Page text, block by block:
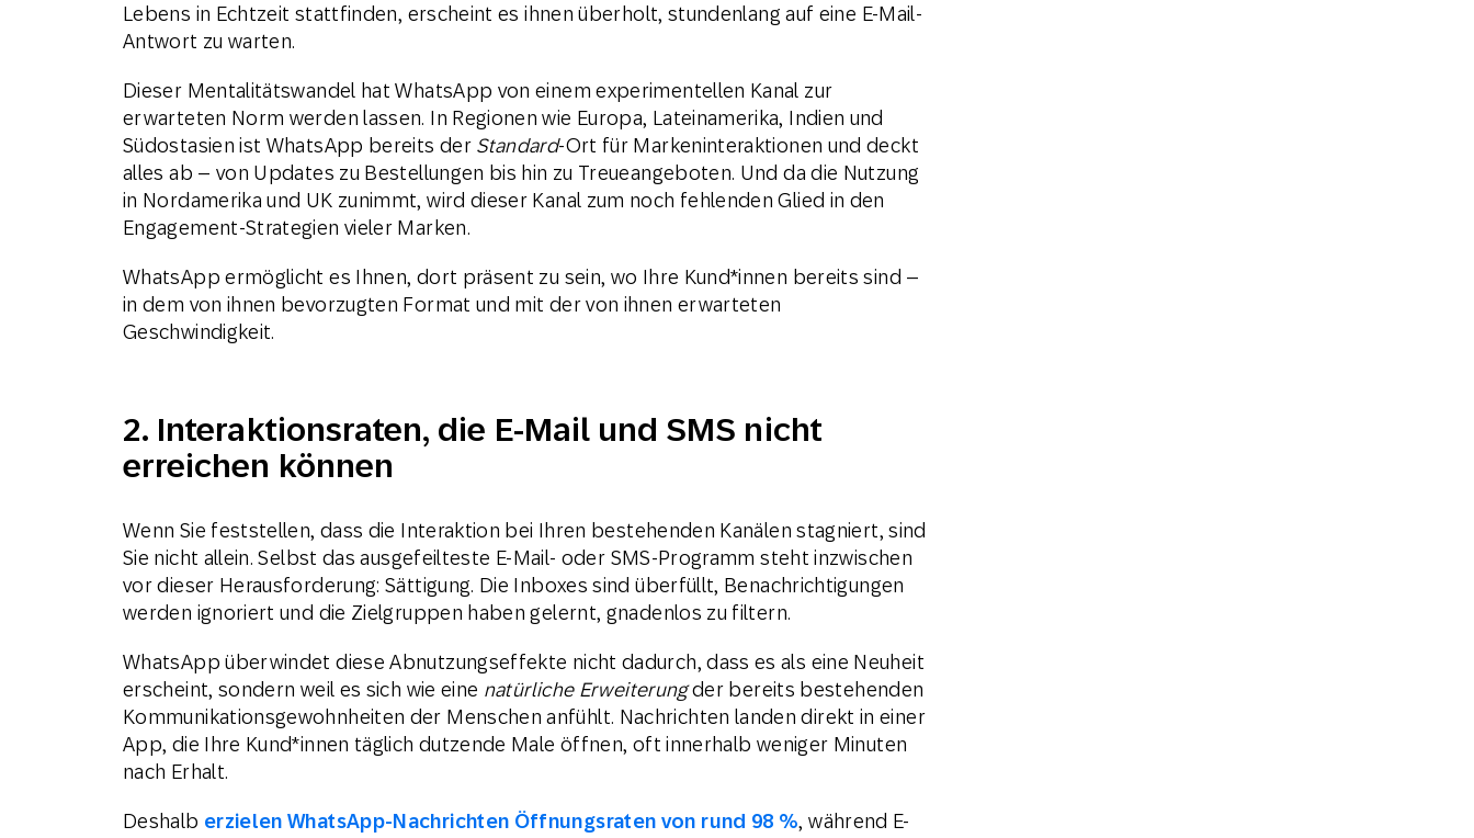
Lebens in Echtzeit stattfinden, erscheint es ihnen überholt, stundenlang auf eine E-Mail-
Antwort zu warten.
Dieser Mentalitätswandel hat WhatsApp von einem experimentellen Kanal zur
erwarteten Norm werden lassen. In Regionen wie Europa, Lateinamerika, Indien und
Südostasien ist WhatsApp bereits der Standard-Ort für Markeninteraktionen und deckt
alles ab – von Updates zu Bestellungen bis hin zu Treueangeboten. Und da die Nutzung
in Nordamerika und UK zunimmt, wird dieser Kanal zum noch fehlenden Glied in den
Engagement-Strategien vieler Marken.
WhatsApp ermöglicht es Ihnen, dort präsent zu sein, wo Ihre Kund*innen bereits sind –
in dem von ihnen bevorzugten Format und mit der von ihnen erwarteten
Geschwindigkeit.
2. Interaktionsraten, die E-Mail und SMS nicht
erreichen können
Wenn Sie feststellen, dass die Interaktion bei Ihren bestehenden Kanälen stagniert, sind
Sie nicht allein. Selbst das ausgefeilteste E-Mail- oder SMS-Programm steht inzwischen
vor dieser Herausforderung: Sättigung. Die Inboxes sind überfüllt, Benachrichtigungen
werden ignoriert und die Zielgruppen haben gelernt, gnadenlos zu filtern.
WhatsApp überwindet diese Abnutzungseffekte nicht dadurch, dass es als eine Neuheit
erscheint, sondern weil es sich wie eine natürliche Erweiterungder bereits bestehenden
Kommunikationsgewohnheiten der Menschen anfühlt. Nachrichten landen direkt in einer
App, die Ihre Kund*innen täglich dutzende Male öffnen, oft innerhalb weniger Minuten
nach Erhalt.
Deshalb erzielen WhatsApp-Nachrichten Öffnungsraten von rund 98 %, während E-